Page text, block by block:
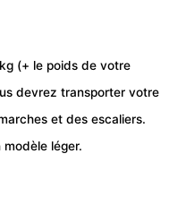
(+ le poids de votre
devrez transporter votre
et des escaliers.
modèle léger.